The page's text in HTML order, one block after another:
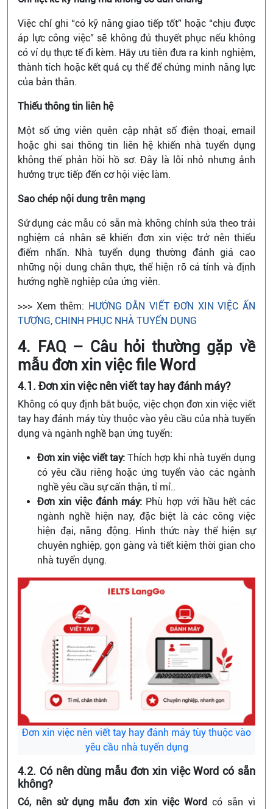
Việc chỉ ghi “có kỹ năng giao tiếp tốt” hoặc “chịu được
áp lực công việc” sẽ không đủ thuyết phục nếu không
có ví dụ thực tế đi kèm. Hãy ưu tiên đưa ra kinh nghiệm,
thành tích hoặc kết quả cụ thể để chứng minh năng lực
của bản thân.
Thiếu thông tin liên hệ
Một số ứng viên quên cập nhật số điện thoại, email
hoặc ghi sai thông tin liên hệ khiến nhà tuyển dụng
không thể phản hồi hồ sơ. Đây là lỗi nhỏ nhưng ảnh
hưởng trực tiếp đến cơ hội việc làm.
Sao chép nội dung trên mạng
Sử dụng các mẫu có sẵn mà không chỉnh sửa theo trải
nghiệm cá nhân sẽ khiến đơn xin việc trở nên thiếu
điểm nhấn. Nhà tuyển dụng thường đánh giá cao
những nội dung chân thực, thể hiện rõ cá tính và định
hướng nghề nghiệp của ứng viên.
>>> Xem thêm: HƯỚNG DẪN VIẾT ĐƠN XIN VIỆC ẤN
TƯỢNG, CHINH PHỤC NHÀ TUYỂN DỤNG
4. FAQ – Câu hỏi thường gặp về
mẫu đơn xin việc file Word
4.1. Đơn xin việc nên viết tay hay đánh máy?
Không có quy định bắt buộc, việc chọn đơn xin việc viết
tay hay đánh máy tùy thuộc vào yêu cầu của nhà tuyển
dụng và ngành nghề bạn ứng tuyển:
Đơn xin việc viết tay: Thích hợp khi nhà tuyển dụng
có yêu cầu riêng hoặc ứng tuyển vào các ngành
nghề yêu cầu sự cẩn thận, tỉ mỉ..
Đơn xin việc đánh máy: Phù hợp với hầu hết các
ngành nghề hiện nay, đặc biệt là các công việc
hiện đại, năng động. Hình thức này thể hiện sự
chuyên nghiệp, gọn gàng và tiết kiệm thời gian cho
nhà tuyển dụng.
Đơn xin việc nên viết tay hay đánh máy tùy thuộc vào
yêu cầu nhà tuyển dụng
4.2. Có nên dùng mẫu đơn xin việc Word có sẵn
không?
Có, nên sử dụng mẫu đơn xin việc Word có sẵn vì